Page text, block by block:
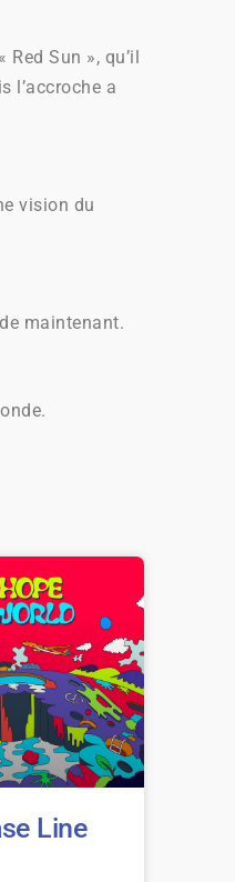
Sun », qu’il
l’accroche a
vision du
maintenant.
Line